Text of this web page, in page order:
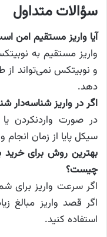
سؤالات متداول
آیا واریز مستقیم امن
واریز مستقیم به
و نوبیتکس نمی‌تواند
دهد.
اگر در واریز شناسه‌دار
در صورت واردنکردن
سیکل پایا از زمان انجام
بهترین روش برای خرید
چیست؟
اگر سرعت واریز برای
اگر قصد واریز مبالغ
استفاده کنید.